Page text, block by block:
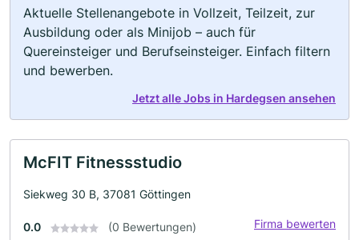
Aktuelle Stellenangebote in Vollzeit, Teilzeit, zur
Ausbildung oder als Minijob – auch für
Quereinsteiger und Berufseinsteiger. Einfach filtern
und bewerben.
Jetzt alle Jobs in Hardegsen ansehen
McFIT Fitnessstudio
Siekweg 30 B, 37081 Göttingen
0.0 (0 Bewertungen) Firma bewerten